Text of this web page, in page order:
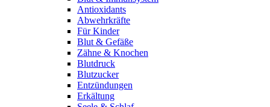
Antioxidants
Abwehrkräfte
Für Kinder
Blut & Gefäße
Zähne & Knochen
Blutdruck
Blutzucker
Entzündungen
Erkältung